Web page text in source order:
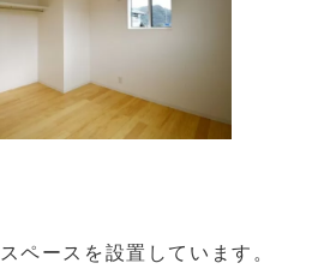
ペースを設置しています。